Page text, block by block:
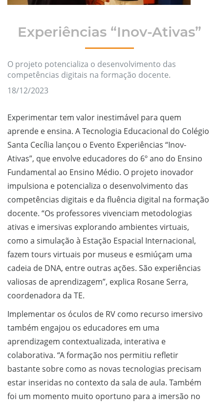
Experiências “Inov-Ativas”
O projeto potencializa o desenvolvimento das
competências digitais na formação docente.
18/12/2023
Experimentar tem valor inestimável para quem
aprende e ensina. A Tecnologia Educacional do Colégio
Santa Cecília lançou o Evento Experiências “Inov-
Ativas”, que envolve educadores do 6º ano do Ensino
Fundamental ao Ensino Médio. O projeto inovador
impulsiona e potencializa o desenvolvimento das
competências digitais e da fluência digital na formação
docente. “Os professores vivenciam metodologias
ativas e imersivas explorando ambientes virtuais,
como a simulação à Estação Espacial Internacional,
fazem tours virtuais por museus e esmiúçam uma
cadeia de DNA, entre outras ações. São experiências
valiosas de aprendizagem”, explica Rosane Serra,
coordenadora da TE.
Implementar os óculos de RV como recurso imersivo
também engajou os educadores em uma
aprendizagem contextualizada, interativa e
colaborativa. “A formação nos permitiu refletir
bastante sobre como as novas tecnologias precisam
estar inseridas no contexto da sala de aula. Também
foi um momento muito oportuno para a imersão no